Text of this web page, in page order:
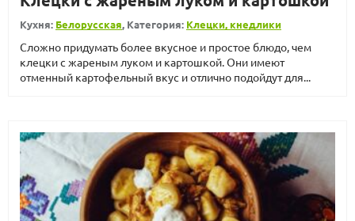
Кухня: Белорусская, Категория: Клецки, кнедлики
Сложно придумать более вкусное и простое блюдо, чем
клецки с жареным луком и картошкой. Они имеют
отменный картофельный вкус и отлично подойдут для...